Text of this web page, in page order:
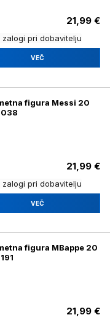
21,99 €
zalogi pri dobavitelju
VEČ
figura Messi 20
21,99 €
zalogi pri dobavitelju
VEČ
figura MBappe 20
21,99 €